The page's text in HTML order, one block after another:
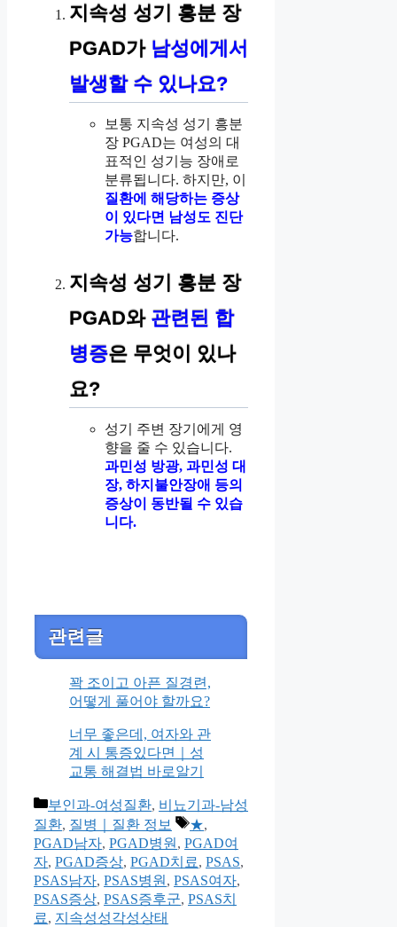
지속성 성기 흥분 장
PGAD가 남성에게서
발생할 수 있나요?
보통 지속성 성기 흥분
장 PGAD는 여성의 대
표적인 성기능 장애로
분류됩니다. 하지만, 이
질환에 해당하는 증상
이 있다면 남성도 진단
가능합니다.
지속성 성기 흥분 장
PGAD와 관련된 합
병증은 무엇이 있나
요?
성기 주변 장기에게 영
향을 줄 수 있습니다.
과민성 방광, 과민성 대
장, 하지불안장애 등의
증상이 동반될 수 있습
니다.
관련글
꽉 조이고 아픈 질경련,
어떻게 풀어야 할까요?
너무 좋은데, 여자와 관
계 시 통증있다면｜성
교통 해결법 바로알기
Categories
부인과-여성질환, 비뇨기과-남성
질환, 질병｜질환 정보 Tags
★,
PGAD남자, PGAD병원 , PGAD여
자, PGAD증상, PGAD치료, PSAS,
PSAS남자, PSAS병원 , PSAS여자,
PSAS증상, PSAS증후군, PSAS치
료, 지속성성각성상태